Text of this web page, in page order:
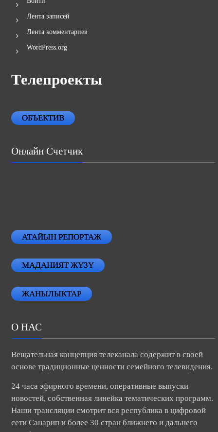
Лента записей
Лента комментариев
WordPress.org
Телепроекты
ОБЪЕКТИВ
Онлайн Счетчик
АТАЙЫН РЕПОРТАЖ
МАДАНИЯТ ЖҮЗҮ
ЖАНЫЛЫКТАР
О НАС
Вещательная концепция телеканала содержит в своей
основе традиционные ценности семейного телевидения.
24 часа эфирного времени, оперативные выпуски
новостей, собственная линейка тематических программ.
Наши трансляции смотрит вся республика в цифровой
сети Санарип и более 30 стран ближнего и дальнего